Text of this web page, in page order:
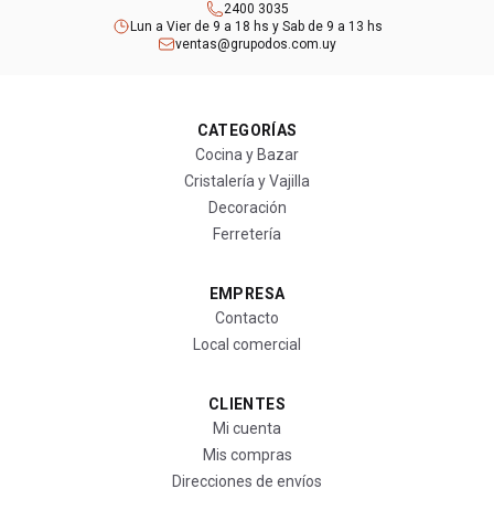
2400 3035
Lun a Vier de 9 a 18 hs y Sab de 9 a 13 hs
ventas@grupodos.com.uy
CATEGORÍAS
Cocina y Bazar
Cristalería y Vajilla
Decoración
Ferretería
EMPRESA
Contacto
Local comercial
CLIENTES
Mi cuenta
Mis compras
Direcciones de envíos